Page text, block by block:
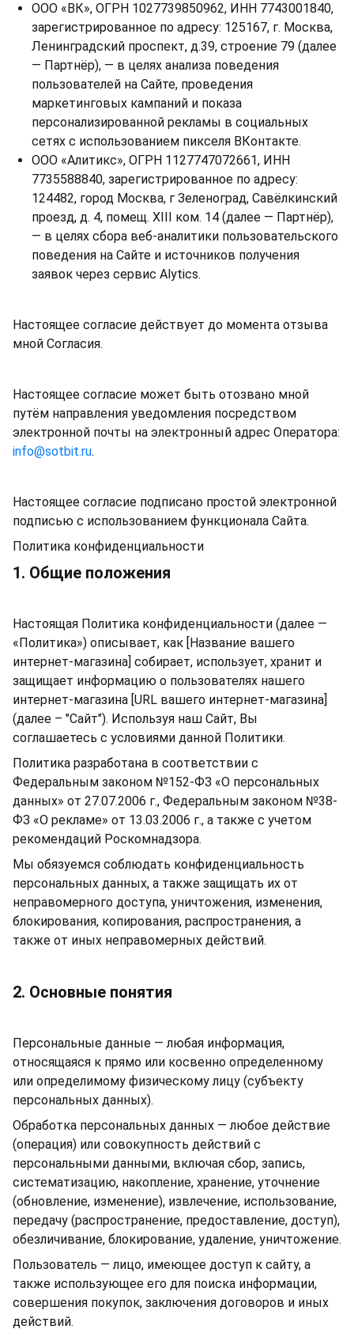
ООО «ВК», ОГРН 1027739850962, ИНН 7743001840,
зарегистрированное по адресу: 125167, г. Москва,
Ленинградский проспект, д.39, строение 79 (далее
— Партнёр), — в целях анализа поведения
пользователей на Сайте, проведения
маркетинговых кампаний и показа
персонализированной рекламы в социальных
сетях с использованием пикселя ВКонтакте.
ООО «Алитикс», ОГРН 1127747072661, ИНН
7735588840, зарегистрированное по адресу:
124482, город Москва, г Зеленоград, Савёлкинский
проезд, д. 4, помещ. XIII ком. 14 (далее — Партнёр),
— в целях сбора веб-аналитики пользовательского
поведения на Сайте и источников получения
заявок через сервис Alytics.
Настоящее согласие действует до момента отзыва
мной Согласия.
Настоящее согласие может быть отозвано мной
путём направления уведомления посредством
электронной почты на электронный адрес Оператора:
info@sotbit.ru.
Настоящее согласие подписано простой электронной
подписью с использованием функционала Сайта.
Политика конфиденциальности
1. Общие положения
Настоящая Политика конфиденциальности (далее —
«Политика») описывает, как [Название вашего
интернет-магазина] собирает, использует, хранит и
защищает информацию о пользователях нашего
интернет-магазина [URL вашего интернет-магазина]
(далее – "Сайт"). Используя наш Сайт, Вы
соглашаетесь с условиями данной Политики.
Политика разработана в соответствии с
Федеральным законом №152-ФЗ «О персональных
данных» от 27.07.2006 г., Федеральным законом №38-
ФЗ «О рекламе» от 13.03.2006 г., а также с учетом
рекомендаций Роскомнадзора.
Мы обязуемся соблюдать конфиденциальность
персональных данных, а также защищать их от
неправомерного доступа, уничтожения, изменения,
блокирования, копирования, распространения, а
также от иных неправомерных действий.
2. Основные понятия
Персональные данные — любая информация,
относящаяся к прямо или косвенно определенному
или определимому физическому лицу (субъекту
персональных данных).
Обработка персональных данных — любое действие
(операция) или совокупность действий с
персональными данными, включая сбор, запись,
систематизацию, накопление, хранение, уточнение
(обновление, изменение), извлечение, использование,
передачу (распространение, предоставление, доступ),
обезличивание, блокирование, удаление, уничтожение.
Пользователь — лицо, имеющее доступ к сайту, а
также использующее его для поиска информации,
совершения покупок, заключения договоров и иных
действий.